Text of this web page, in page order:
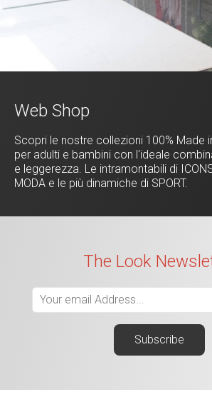
Web Shop
Scopri le nostre collezioni 100% Made
per adulti e bambini con l'ideale
e leggerezza. Le intramontabili di
MODA e le più dinamiche di SPORT.
The Look